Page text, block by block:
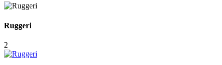
Ruggeri
2